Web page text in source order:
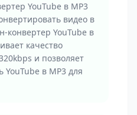
YouTube в MP3
видео в
конвертер YouTube в
качество
и позволяет
YouTube в MP3 для